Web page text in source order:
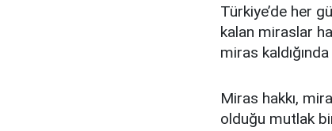
Türkiye’de her
kalan miraslar
miras
Miras hakkı,
olduğu mutlak